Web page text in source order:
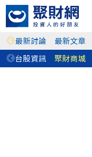
最新討論 最新文章
台股資訊
聚財商城